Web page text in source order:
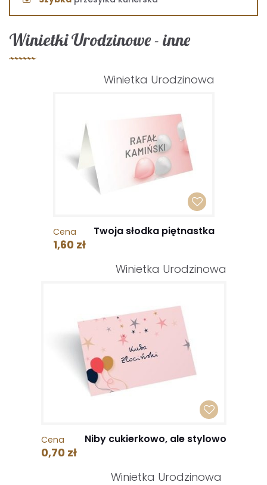
Winietki Urodzinowe - inne
Winietka Urodzinowa
Cena
1,60 zł
Twoja słodka piętnastka
Winietka Urodzinowa
Cena
0,70 zł
Niby cukierkowo, ale stylowo
Winietka Urodzinowa